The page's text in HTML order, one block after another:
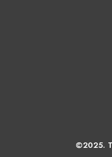
©2025.